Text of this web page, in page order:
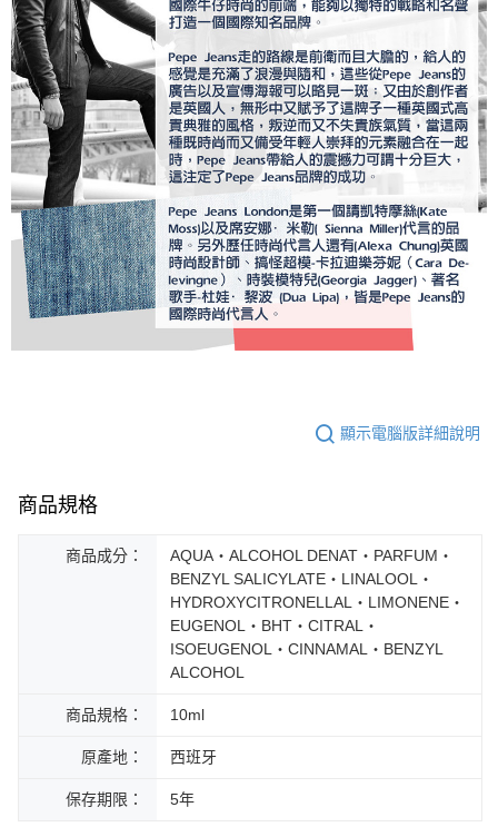
顯示電腦版詳細說明
商品規格
商品成分：
AQUA‧ALCOHOL DENAT‧PARFUM‧
BENZYL SALICYLATE‧LINALOOL‧
HYDROXYCITRONELLAL‧LIMONENE‧
EUGENOL‧BHT‧CITRAL‧
ISOEUGENOL‧CINNAMAL‧BENZYL
ALCOHOL
商品規格： 10ml
原產地： 西班牙
保存期限： 5年